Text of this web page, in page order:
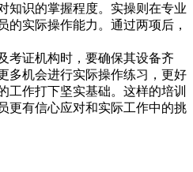
知识的掌握程度。实操则在专业
的实际操作能力。通过两项后，
考证机构时，要确保其设备齐
多机会进行实际操作练习，更好
工作打下坚实基础。这样的培训
更有信心应对和实际工作中的挑